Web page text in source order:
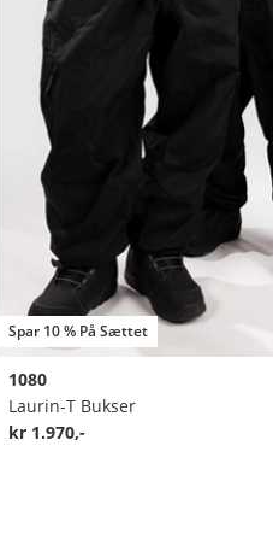
Spar 10 % På Sættet
1080
Laurin-T Bukser
kr 1.970,-